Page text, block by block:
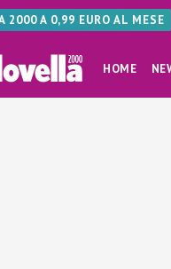
2000 A 0,99 EURO AL MESE
HOME